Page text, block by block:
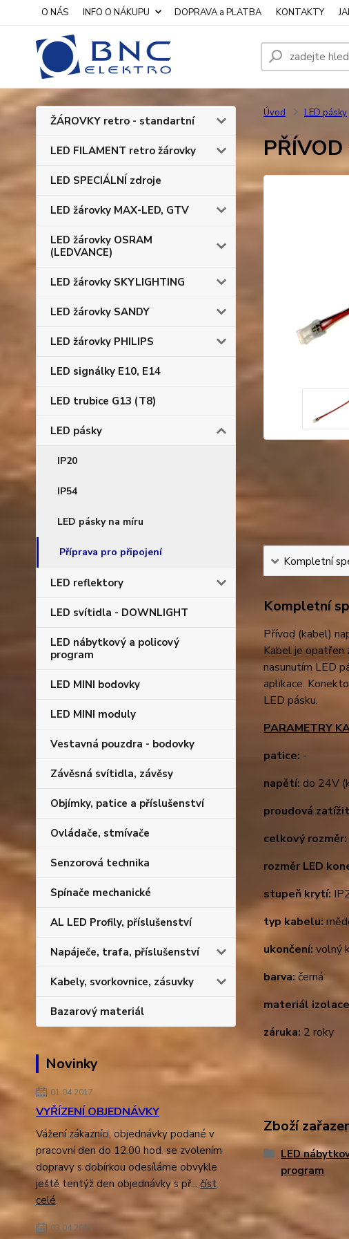
O NÁS INFO O NÁKUPU DOPRAVA a PLATBA KONTAKTY
ŽÁROVKY retro - standartní
LED FILAMENT retro žárovky
LED SPECIÁLNÍ zdroje
LED žárovky MAX-LED, GTV
LED žárovky OSRAM
(LEDVANCE)
LED žárovky SKYLIGHTING
LED žárovky SANDY
LED žárovky PHILIPS
LED signálky E10, E14
LED trubice G13 (T8)
LED pásky
IP20
IP54
LED pásky na míru
Příprava pro připojení
LED reflektory
LED svítidla - DOWNLIGHT
LED nábytkový a policový
program
LED MINI bodovky
LED MINI moduly
Vestavná pouzdra - bodovky
Závěsná svítidla, závěsy
Objímky, patice a příslušenství
Ovládače, stmívače
Senzorová technika
Spínače mechanické
AL LED Profily, příslušenství
Napáječe, trafa, příslušenství
Kabely, svorkovnice, zásuvky
Bazarový materiál
Novinky
01.04.2017
VYŘÍZENÍ OBJEDNÁVKY
Vážení zákazníci, objednávky podané v
pracovní den do 12.00 hod. se zvolením
dopravy s dobírkou odesíláme obvykle
ještě tentýž den objednávky s př... číst
celé
03.04.2014
Úvod LED pásky
Kompletní
Kompletní
Přívod (kabel)
Kabel je opatřen
nasunutím LED
aplikace.
LED pásku.
PARAMETRY
patice: -
napětí: do 24V
proudová
celkový rozměr:
rozměr LED
stupeň krytí:
typ kabelu:
ukončení: volný
barva: černá
materiál
záruka: 2 roky
Zboží
LED
program